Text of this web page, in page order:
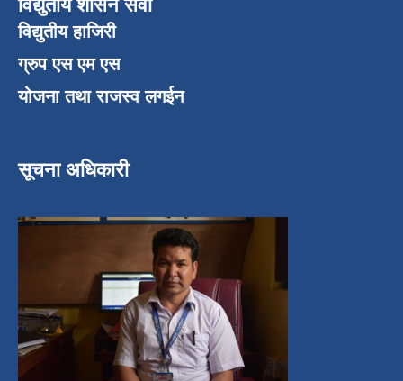
विद्युतीय शासन सेवा
विद्युतीय हाजिरी
ग्रुप एस एम एस
योजना तथा राजस्व लगईन
सूचना अधिकारी